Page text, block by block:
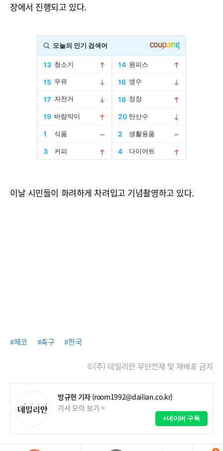
장에서 진행되고 있다.
이날 시민들이 화려하게 차려입고 기념촬영하고 있다.
#체코 #축구 #한국
©(주) 데일리안 무단전재 및 재배포 금지
방규현 기자 (room1992@dailian.co.kr)
기사 모아 보기 >
+네이버 구독